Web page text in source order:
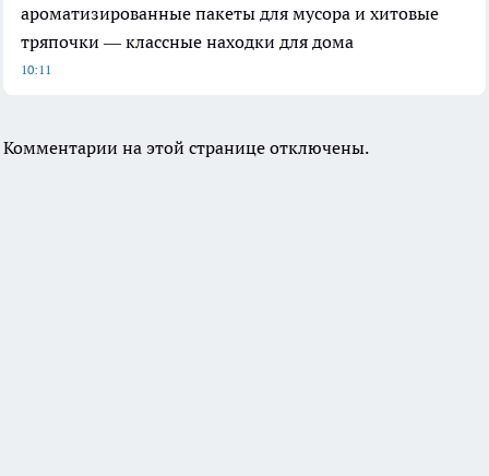
ароматизированные пакеты для мусора и хитовые
тряпочки — классные находки для дома
10:11
Комментарии на этой странице отключены.